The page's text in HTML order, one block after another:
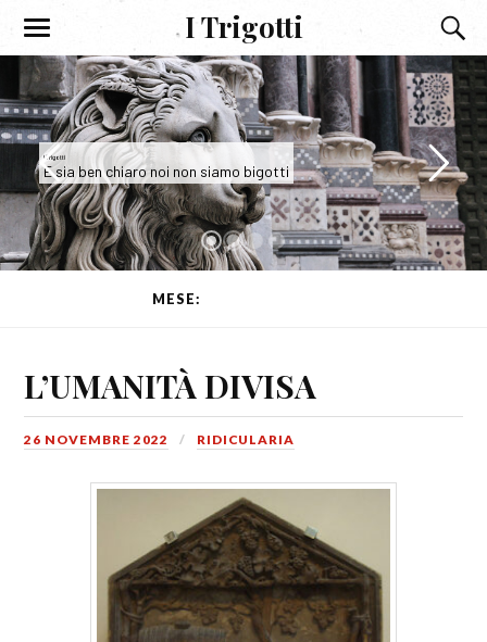
I Trigotti
I Trigotti
E sia ben chiaro noi non siamo bigotti
bigotti
MESE:
L’UMANITÀ DIVISA
26 NOVEMBRE 2022 RIDICULARIA